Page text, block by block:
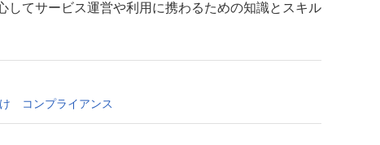
てサービス運営や利用に携わるための知識とスキル
コンプライアンス